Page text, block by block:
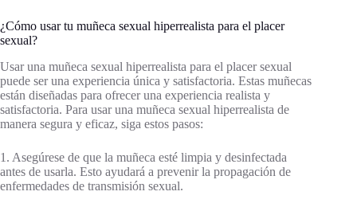
¿Cómo usar tu muñeca sexual hiperrealista para el placer
sexual?
Usar una muñeca sexual hiperrealista para el placer sexual
puede ser una experiencia única y satisfactoria. Estas muñecas
están diseñadas para ofrecer una experiencia realista y
satisfactoria. Para usar una muñeca sexual hiperrealista de
manera segura y eficaz, siga estos pasos:
1. Asegúrese de que la muñeca esté limpia y desinfectada
antes de usarla. Esto ayudará a prevenir la propagación de
enfermedades de transmisión sexual.